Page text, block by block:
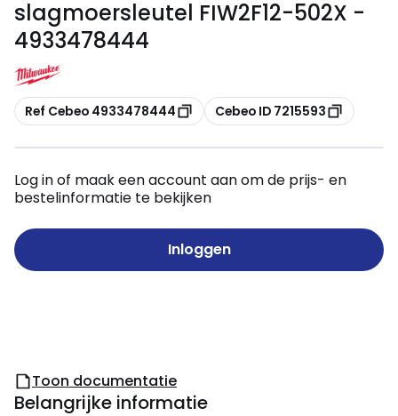
slagmoersleutel FIW2F12-502X -
4933478444
Kopiëren
Ref Cebeo 4933478444 Kopiëren
Cebeo ID 7215593
Log in of maak een account aan om de prijs- en
bestelinformatie te bekijken
Inloggen
Toon documentatie
Belangrijke informatie